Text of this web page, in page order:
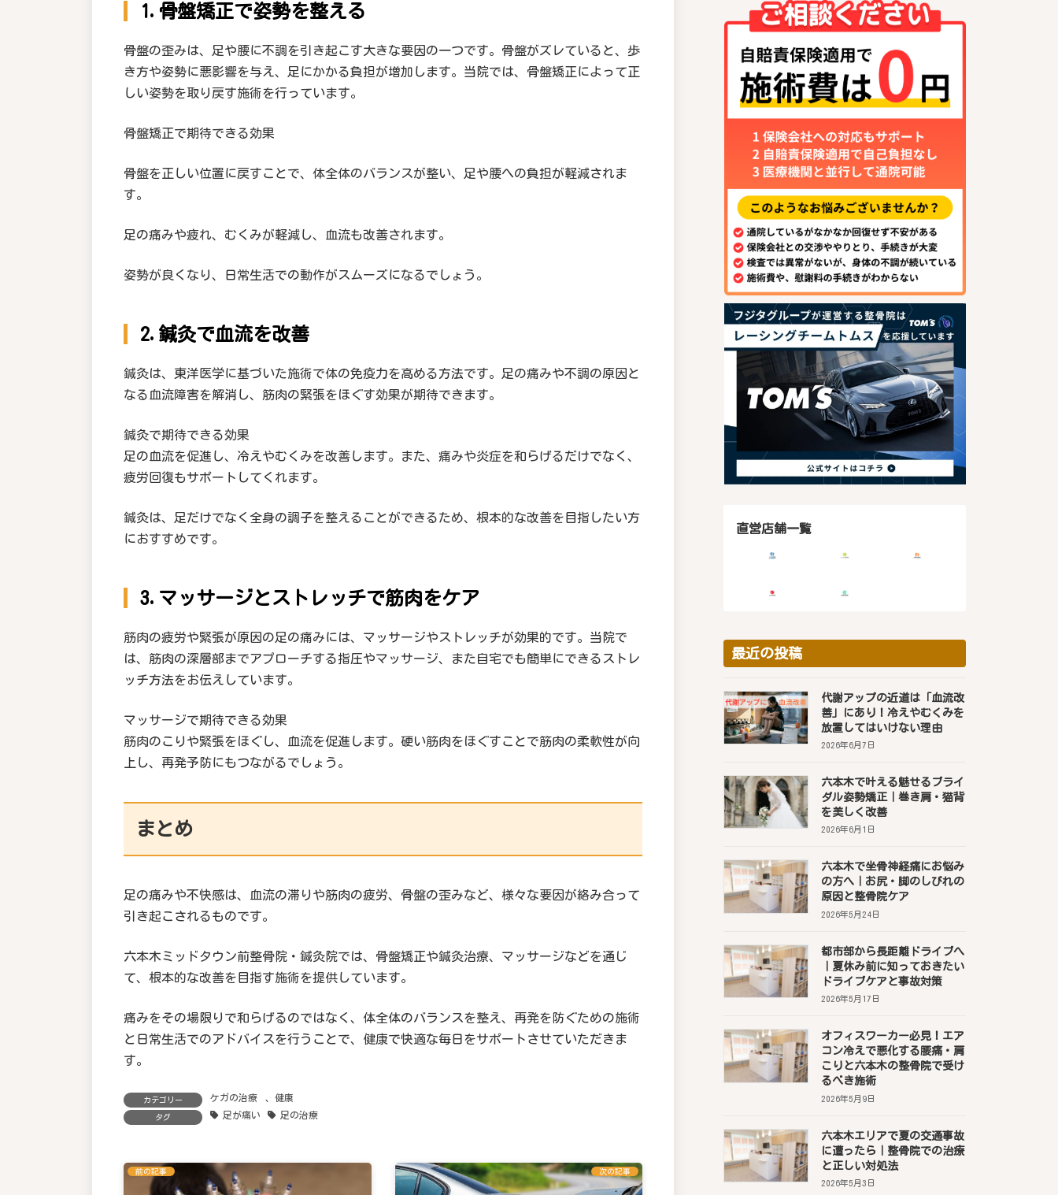
1.骨盤矯正で姿勢を整える
骨盤の歪みは、足や腰に不調を引き起こす大きな要因の一つです。骨盤がズレていると、歩
き方や姿勢に悪影響を与え、足にかかる負担が増加します。当院では、骨盤矯正によって正
しい姿勢を取り戻す施術を行っています。
骨盤矯正で期待できる効果
骨盤を正しい位置に戻すことで、体全体のバランスが整い、足や腰への負担が軽減されま
す。
足の痛みや疲れ、むくみが軽減し、血流も改善されます。
姿勢が良くなり、日常生活での動作がスムーズになるでしょう。
2.鍼灸で血流を改善
鍼灸は、東洋医学に基づいた施術で体の免疫力を高める方法です。足の痛みや不調の原因と
なる血流障害を解消し、筋肉の緊張をほぐす効果が期待できます。
鍼灸で期待できる効果
足の血流を促進し、冷えやむくみを改善します。また、痛みや炎症を和らげるだけでなく、
疲労回復もサポートしてくれます。
鍼灸は、足だけでなく全身の調子を整えることができるため、根本的な改善を目指したい方
におすすめです。
3.マッサージとストレッチで筋肉をケア
筋肉の疲労や緊張が原因の足の痛みには、マッサージやストレッチが効果的です。当院で
は、筋肉の深層部までアプローチする指圧やマッサージ、また自宅でも簡単にできるストレ
ッチ方法をお伝えしています。
マッサージで期待できる効果
筋肉のこりや緊張をほぐし、血流を促進します。硬い筋肉をほぐすことで筋肉の柔軟性が向
上し、再発予防にもつながるでしょう。
まとめ
足の痛みや不快感は、血流の滞りや筋肉の疲労、骨盤の歪みなど、様々な要因が絡み合って
引き起こされるものです。
六本木ミッドタウン前整骨院・鍼灸院では、骨盤矯正や鍼灸治療、マッサージなどを通じ
て、根本的な改善を目指す施術を提供しています。
痛みをその場限りで和らげるのではなく、体全体のバランスを整え、再発を防ぐための施術
と日常生活でのアドバイスを行うことで、健康で快適な毎日をサポートさせていただきま
す。
カテゴリー ケガの治療 健康
タグ 足が痛い 足の治療
前の記事 次の記事
直営店舗一覧
最近の投稿
代謝アップの近道は「血流改
善」にあり！冷えやむくみを
放置してはいけない理由
2026年6月7日
六本木で叶える魅せるブライ
ダル姿勢矯正｜巻き肩・猫背
を美しく改善
2026年6月1日
六本木で坐骨神経痛にお悩み
の方へ｜お尻・脚のしびれの
原因と整骨院ケア
2026年5月24日
都市部から長距離ドライブへ
｜夏休み前に知っておきたい
ドライブケアと事故対策
2026年5月17日
オフィスワーカー必見！エア
コン冷えで悪化する腰痛・肩
こりと六本木の整骨院で受け
るべき施術
2026年5月9日
六本木エリアで夏の交通事故
に遭ったら｜整骨院での治療
と正しい対処法
2026年5月3日